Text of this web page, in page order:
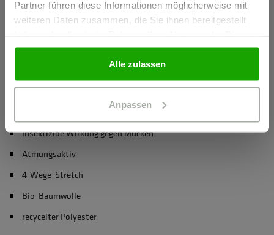
Partner führen diese Informationen möglicherweise mit
weiteren Daten zusammen, die Sie ihnen bereitgestellt
gesammelt haben.
Alle zulassen
Anpassen
Schwabmünchen, Deutschland
info@schoeffel-pro.com
Materialeigenschaften
Insektizide Wirkung gegen Mücken
Atmungsaktiv
4-Wege-Stretch
Bio-Baumwolle
recycelter Polyester